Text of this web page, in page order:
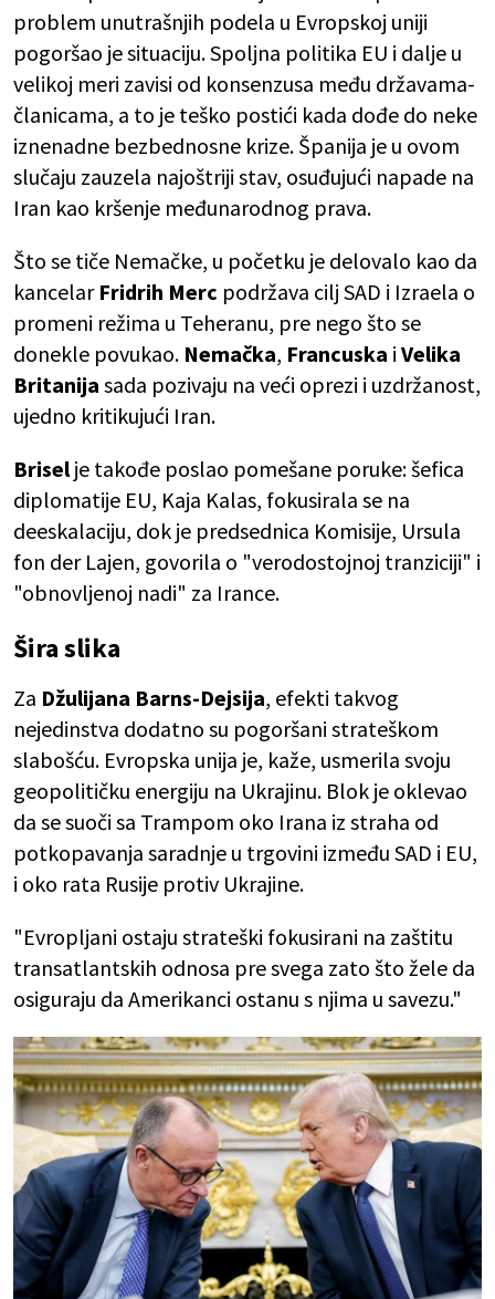
problem unutrašnjih podela u Evropskoj uniji
pogoršao je situaciju. Spoljna politika EU i dalje u
velikoj meri zavisi od konsenzusa među državama-
članicama, a to je teško postići kada dođe do neke
iznenadne bezbednosne krize. Španija je u ovom
slučaju zauzela najoštriji stav, osuđujući napade na
Iran kao kršenje međunarodnog prava.
Što se tiče Nemačke, u početku je delovalo kao da
kancelar Fridrih Merc podržava cilj SAD i Izraela o
promeni režima u Teheranu, pre nego što se
donekle povukao. Nemačka, Francuska i Velika
Britanija sada pozivaju na veći oprezi i uzdržanost,
ujedno kritikujući Iran.
Briselje takođe poslao pomešane poruke: šefica
diplomatije EU, Kaja Kalas, fokusirala se na
deeskalaciju, dok je predsednica Komisije, Ursula
fon der Lajen, govorila o "verodostojnoj tranziciji" i
"obnovljenoj nadi" za Irance.
Šira slika
Za Džulijana Barns-Dejsija, efekti takvog
nejedinstva dodatno su pogoršani strateškom
slabošću. Evropska unija je, kaže, usmerila svoju
geopolitičku energiju na Ukrajinu. Blok je oklevao
da se suoči sa Trampom oko Irana iz straha od
potkopavanja saradnje u trgovini između SAD i EU,
i oko rata Rusije protiv Ukrajine.
"Evropljani ostaju strateški fokusirani na zaštitu
transatlantskih odnosa pre svega zato što žele da
osiguraju da Amerikanci ostanu s njima u savezu."